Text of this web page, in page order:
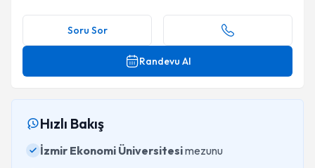
Soru Sor
Randevu Al
Hızlı Bakış
İzmir Ekonomi Üniversitesimezunu